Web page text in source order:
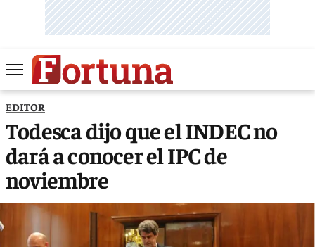
EDITOR
Todesca dijo que el INDEC no
dará a conocer el IPC de
noviembre